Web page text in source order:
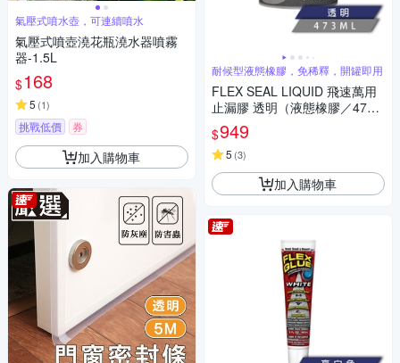
氣壓式噴水壺，可連續噴水
氣壓式噴壺澆花瓶澆水器噴霧
器-1.5L
$168
5 (1)
挑戰低價 券
加入購物車
耐候型液態橡膠，免稀釋，開罐即用
FLEX SEAL LIQUID 飛速萬用
止漏膠 透明（液態橡膠／473
ml）
$949
5 (3)
加入購物車